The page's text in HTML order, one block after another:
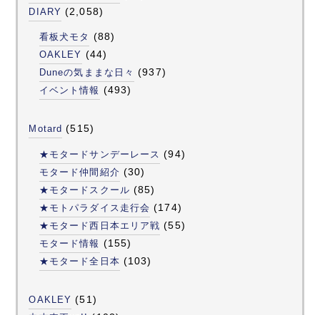
DIARY (2,058)
看板犬モタ (88)
OAKLEY (44)
Duneの気ままな日々 (937)
イベント情報 (493)
Motard (515)
★モタードサンデーレース (94)
モタード仲間紹介 (30)
★モタードスクール (85)
★モトパラダイス走行会 (174)
★モタード西日本エリア戦 (55)
モタード情報 (155)
★モタード全日本 (103)
OAKLEY (51)